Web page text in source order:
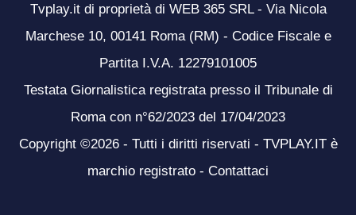
Tvplay.it di proprietà di WEB 365 SRL - Via Nicola
Marchese 10, 00141 Roma (RM) - Codice Fiscale e
Partita I.V.A. 12279101005
Testata Giornalistica registrata presso il Tribunale di
Roma con n°62/2023 del 17/04/2023
Copyright ©2026 - Tutti i diritti riservati - TVPLAY.IT è
marchio registrato - Contattaci